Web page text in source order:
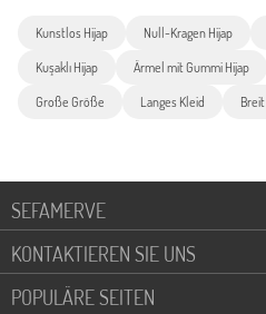
Kunstlos Hijap Null-Kragen Hijap
Kuşaklı Hijap Ärmel mit Gummi Hijap
Große Größe Langes Kleid Breit
SEFAMERVE
KONTAKTIEREN SIE UNS
POPULÄRE SEITEN